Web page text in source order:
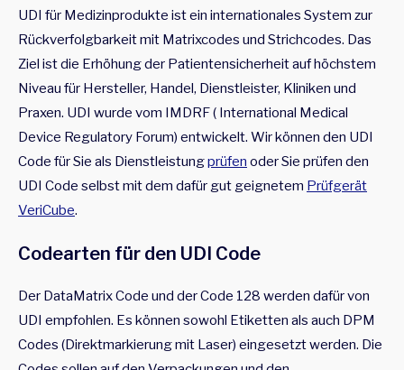
UDI für Medizinprodukte ist ein internationales System zur
Rückverfolgbarkeit mit Matrixcodes und Strichcodes. Das
Ziel ist die Erhöhung der Patientensicherheit auf höchstem
Niveau für Hersteller, Handel, Dienstleister, Kliniken und
Praxen. UDI wurde vom IMDRF ( International Medical
Device Regulatory Forum) entwickelt. Wir können den UDI
Code für Sie als Dienstleistungprüfen oder Sie prüfen den
UDI Code selbst mit dem dafür gut geignetem Prüfgerät
VeriCube.
Codearten für den UDI Code
Der DataMatrix Code und der Code 128 werden dafür von
UDI empfohlen. Es können sowohl Etiketten als auch DPM
Codes (Direktmarkierung mit Laser) eingesetzt werden. Die